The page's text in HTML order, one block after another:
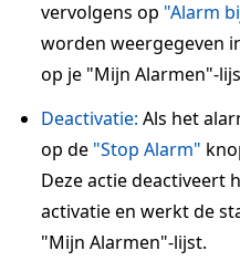
vervolgens op "Alarm
worden weergegeven
op je "Mijn Alarmen"-
Deactivatie: Als het
op de "Stop Alarm"
Deze actie deactiveert
activatie en werkt de
"Mijn Alarmen"-lijst.